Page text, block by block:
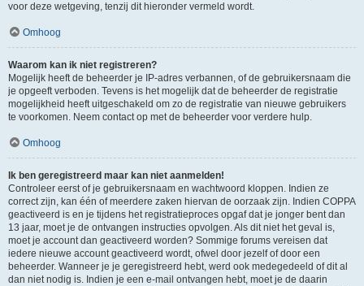
voor deze wetgeving, tenzij dit hieronder vermeld wordt.
Omhoog
Waarom kan ik niet registreren?
Mogelijk heeft de beheerder je IP-adres verbannen, of de gebruikersnaam die
je opgeeft verboden. Tevens is het mogelijk dat de beheerder de registratie
mogelijkheid heeft uitgeschakeld om zo de registratie van nieuwe gebruikers
te voorkomen. Neem contact op met de beheerder voor verdere hulp.
Omhoog
Ik ben geregistreerd maar kan niet aanmelden!
Controleer eerst of je gebruikersnaam en wachtwoord kloppen. Indien ze
correct zijn, kan één of meerdere zaken hiervan de oorzaak zijn. Indien COPPA
geactiveerd is en je tijdens het registratieproces opgaf dat je jonger bent dan
13 jaar, moet je de ontvangen instructies opvolgen. Als dit niet het geval is,
moet je account dan geactiveerd worden? Sommige forums vereisen dat
iedere nieuwe account geactiveerd wordt, ofwel door jezelf of door een
beheerder. Wanneer je je geregistreerd hebt, werd ook medegedeeld of dit al
dan niet nodig is. Indien je een e-mail ontvangen hebt, moet je de daarin